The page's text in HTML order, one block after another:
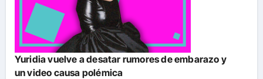
Yuridia vuelve a desatar rumores de embarazo y
un video causa polémica